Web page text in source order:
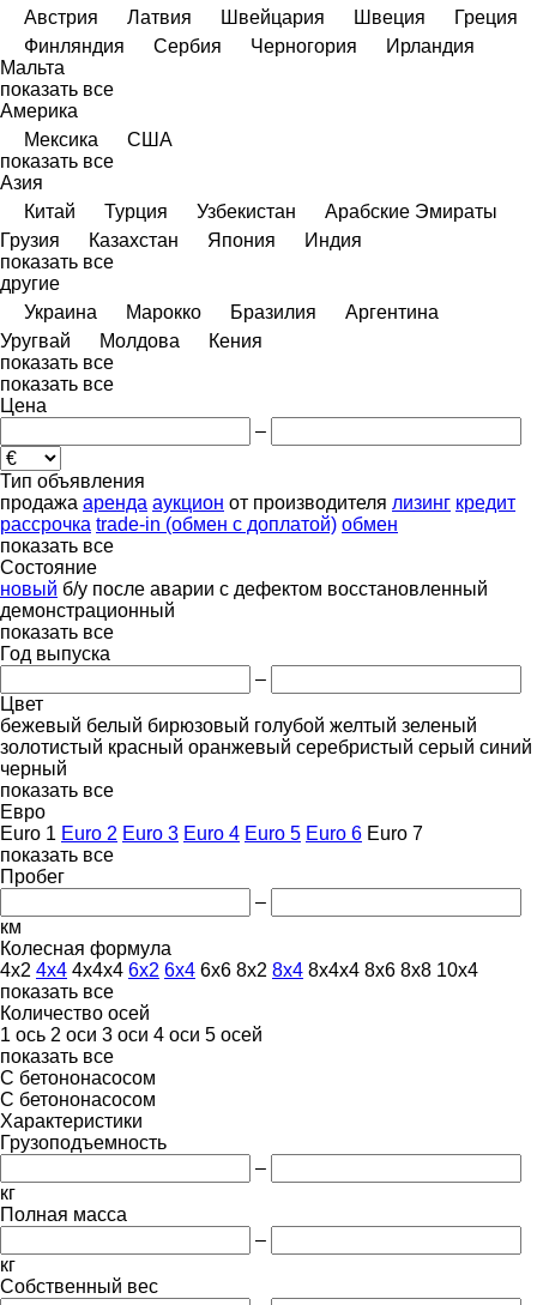
Австрия
Латвия Швейцария Швеция
Греция
Финляндия
Сербия Черногория
Ирландия
Мальта
показать все
Америка
Мексика
США
показать все
Азия
Китай
Турция Узбекистан
Арабские Эмираты
Грузия
Казахстан Япония
Индия
показать все
другие
Украина
Марокко Бразилия
Аргентина
Уругвай
Молдова
Кения
показать все
показать все
Цена
–
Тип объявления
продажа аренда аукцион от производителя лизинг кредит
рассрочка trade-in (обмен с доплатой) обмен
показать все
Состояние
новый б/у после аварии с дефектом восстановленный
демонстрационный
показать все
Год выпуска
–
Цвет
бежевый белый бирюзовый голубой желтый зеленый
золотистый красный оранжевый серебристый серый синий
черный
показать все
Евро
Euro 1 Euro 2 Euro 3 Euro 4 Euro 5 Euro 6 Euro 7
показать все
Пробег
–
км
Колесная формула
4x2 4x4 4x4x4 6x2 6x4 6x6 8x2 8x4 8x4x4 8x6 8x8 10x4
показать все
Количество осей
1 ось 2 оси 3 оси 4 оси 5 осей
показать все
С бетононасосом
С бетононасосом
Характеристики
Грузоподъемность
–
кг
Полная масса
–
кг
Собственный вес